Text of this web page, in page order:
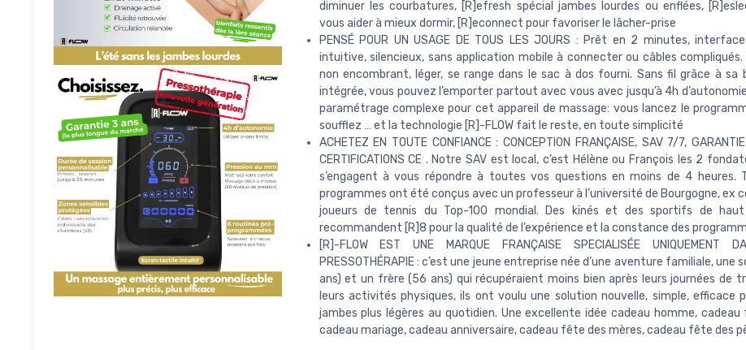
diminuer les courbatures, [R]efresh spécial jambes lourdes ou enflées,
vous aider à mieux dormir, [R]econnect pour favoriser le lâcher-prise
PENSÉ POUR UN USAGE DE TOUS LES JOURS : Prêt en 2 minutes,
intuitive, silencieux, sans application mobile à connecter ou câbles
non encombrant, léger, se range dans le sac à dos fourni. Sans fil grâce à sa
intégrée, vous pouvez l’emporter partout avec vous avec jusqu’à 4h
paramétrage complexe pour cet appareil de massage: vous lancez le
soufflez … et la technologie [R]-FLOW fait le reste, en toute simplicité
ACHETEZ EN TOUTE CONFIANCE : CONCEPTION FRANÇAISE, SAV 7/7,
CERTIFICATIONS CE . Notre SAV est local, c’est Hélène ou François les 2
s’engagent à vous répondre à toutes vos questions en moins de 4 heures.
programmes ont été conçus avec un professeur à l’université de Bourgogne, ex
joueurs de tennis du Top-100 mondial. Des kinés et des sportifs de haut
recommandent [R]8 pour la qualité de l’expérience et la constance des
[R]-FLOW EST UNE MARQUE FRANÇAISE SPECIALISÉE UNIQUEMENT
PRESSOTHÉRAPIE : c’est une jeune entreprise née d’une aventure familiale, une
ans) et un frère (56 ans) qui récupéraient moins bien après leurs journées de
leurs activités physiques, ils ont voulu une solution nouvelle, simple, efficace
jambes plus légères au quotidien. Une excellente idée cadeau homme, cadeau
cadeau mariage, cadeau anniversaire, cadeau fête des mères, cadeau fête des